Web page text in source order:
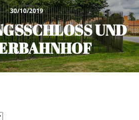
30/10/2019
UND